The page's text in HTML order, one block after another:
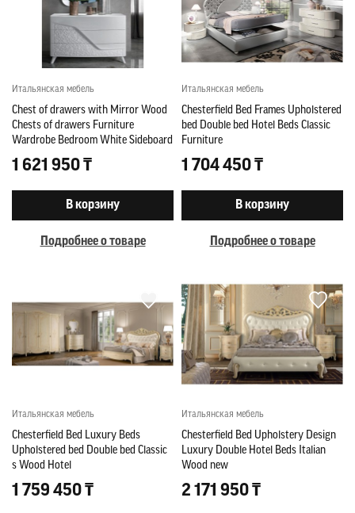
Итальянская мебель
Chest of drawers with Mirror Wood
Chests of drawers Furniture
Wardrobe Bedroom White Sideboard
new
1 621 950 ₸
В корзину
Подробнее о товаре
Итальянская мебель
Chesterfield Bed Frames Upholstered
bed Double bed Hotel Beds Classic
Furniture
1 704 450 ₸
В корзину
Подробнее о товаре
Итальянская мебель
Chesterfield Bed Luxury Beds
Upholstered bed Double bed Classic
s Wood Hotel
1 759 450 ₸
Итальянская мебель
Chesterfield Bed Upholstery Design
Luxury Double Hotel Beds Italian
Wood new
2 171 950 ₸